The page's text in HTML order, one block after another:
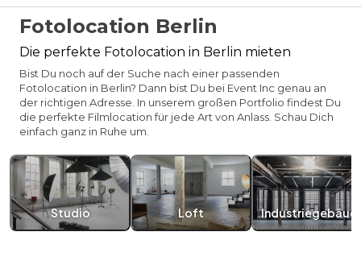
Fotolocation Berlin
Die perfekte Fotolocation in Berlin mieten
Bist Du noch auf der Suche nach einer passenden
Fotolocation in Berlin? Dann bist Du bei Event Inc genau an
der richtigen Adresse. In unserem großen Portfolio findest Du
die perfekte Filmlocation für jede Art von Anlass. Schau Dich
einfach ganz in Ruhe um.
Studio Loft